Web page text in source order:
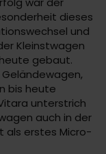
dieses
und
Kleinstwagen
gebaut.
bis heute
unterstrich
auch in der
als erstes Micro-